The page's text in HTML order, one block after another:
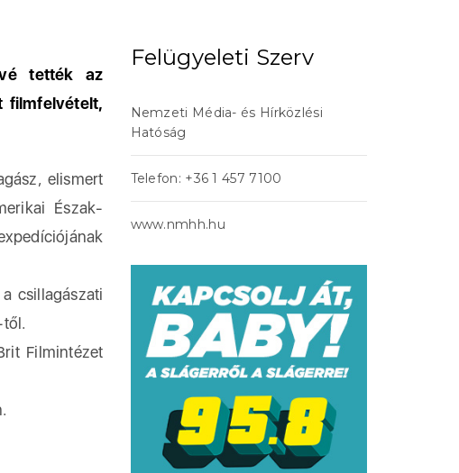
tették az
filmfelvételt,
elismert
Észak-
csillagászati
től.
Filmintézet
Felügyeleti Szerv
Nemzeti Média- és Hírközlési
Hatóság
Telefon: +36 1 457 7100
www.nmhh.hu